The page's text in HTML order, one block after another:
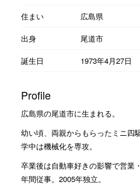
住まい
広島県
出身
尾道市
誕生日
1973年4月27日
Profile
広島県の尾道市に生まれる。
幼い頃、両親からもらったミニ四
学中は機械化を専攻。
卒業後は自動車好きの影響で営業
年間従事。2005年独立。